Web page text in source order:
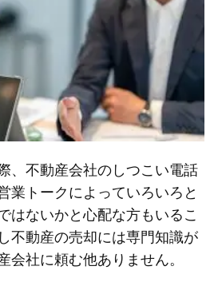
、不動産会社のしつこい電話
業トークによっていろいろと
はないかと心配な方もいるこ
不動産の売却には専門知識が
会社に頼む他ありません。